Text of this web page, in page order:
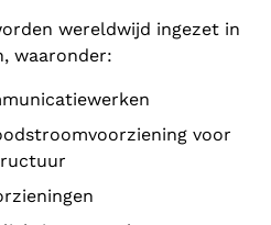
wereldwijd ingezet in
waaronder:
voor